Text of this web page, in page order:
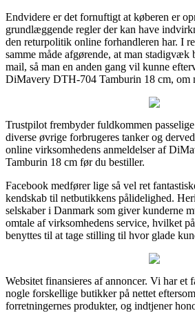
Endvidere er det fornuftigt at køberen er
grundlæggende regler der kan have
den returpolitik online forhandleren har. I
samme måde afgørende, at man stadigvæk
mail, så man en anden gang vil kunne
DiMavery DTH-704 Tamburin 18 cm, om
Trustpilot frembyder fuldkommen
diverse øvrige forbrugeres tanker og
online virksomhedens anmeldelser af
Tamburin 18 cm før du bestiller.
Facebook medfører lige så vel ret
kendskab til netbutikkens pålidelighed.
selskaber i Danmark som giver kunderne
omtale af virksomhedens service, hvilket
benyttes til at tage stilling til hvor glade
Websitet finansieres af annoncer. Vi har et
nogle forskellige butikker på nettet
forretningernes produkter, og indtjener